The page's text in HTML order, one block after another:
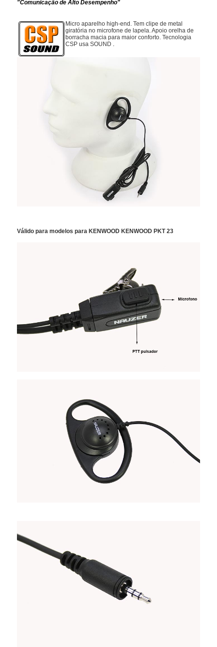
"Comunicação de Alto Desempenho"
Micro aparelho high-end. Tem clipe de metal
giratória no microfone de lapela. Apoio orelha de
borracha macia para maior conforto. Tecnologia
CSP usa SOUND
Válido para modelos para KENWOOD KENWOOD PKT 23